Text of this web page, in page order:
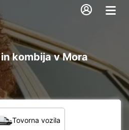
kombija v Mora
Tovorna vozila